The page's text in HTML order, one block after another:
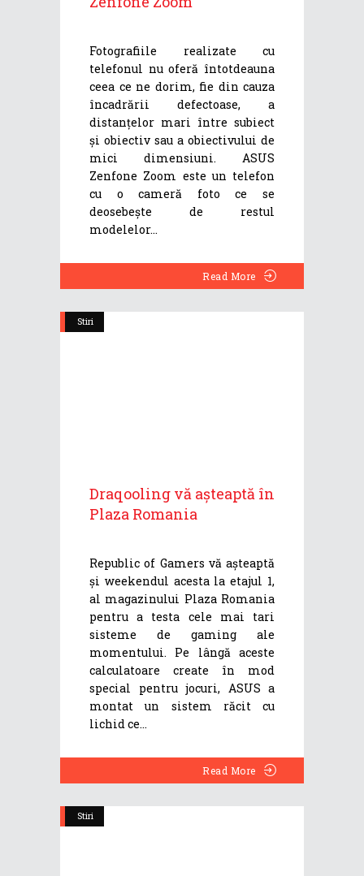
Fotografiile realizate cu
telefonul nu oferă întotdeauna
ceea ce ne dorim, fie din cauza
încadrării defectoase, a
distanțelor mari între subiect
și obiectiv sau a obiectivului de
mici dimensiuni. ASUS
Zenfone Zoom este un telefon
cu o cameră foto ce se
deosebește de restul
modelelor
Read More
Stiri
Draqooling vă așteaptă în
Plaza Romania
Republic of Gamers vă așteaptă
și weekendul acesta la etajul 1,
al magazinului Plaza Romania
pentru a testa cele mai tari
sisteme de gaming ale
momentului. Pe lângă aceste
calculatoare create în mod
special pentru jocuri, ASUS a
montat un sistem răcit cu
lichid ce
Read More
Stiri